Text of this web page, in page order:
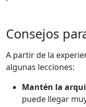
Consejos
A partir de la
algunas lecciones:
Mantén la
puede llegar